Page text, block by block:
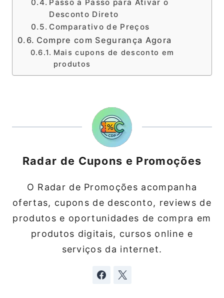
Passo a Passo para Ativar o
Desconto Direto
Comparativo de Preços
Compre com Segurança Agora
Mais cupons de desconto em
produtos
Radar de Cupons e Promoções
O Radar de Promoções acompanha
ofertas, cupons de desconto, reviews de
produtos e oportunidades de compra em
produtos digitais, cursos online e
serviços da internet.